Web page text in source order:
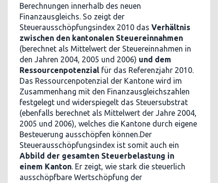
Berechnungen innerhalb des neuen
Finanzausgleichs. So zeigt der
Steuerausschöpfungsindex 2010 das Verhältnis
zwischen den kantonalen Steuereinnahmen
(berechnet als Mittelwert der Steuereinnahmen in
den Jahren 2004, 2005 und 2006) und dem
Ressourcenpotenzial für das Referenzjahr 2010.
Das Ressourcenpotenzial der Kantone wird im
Zusammenhang mit den Finanzausgleichszahlen
festgelegt und widerspiegelt das Steuersubstrat
(ebenfalls berechnet als Mittelwert der Jahre 2004,
2005 und 2006), welches die Kantone durch eigene
Besteuerung ausschöpfen können.Der
Steuerausschöpfungsindex ist somit auch ein
Abbild der gesamten Steuerbelastung in
einem Kanton. Er zeigt, wie stark die steuerlich
ausschöpfbare Wertschöpfung der